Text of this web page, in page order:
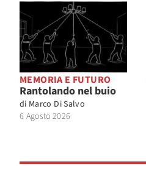
MEMORIA E FUTURO
Rantolando nel buio
di Marco Di Salvo
6 Agosto 2026